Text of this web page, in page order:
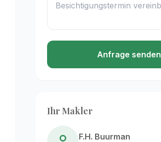
Anfrage senden
Ihr Makler
F.H. Buurman